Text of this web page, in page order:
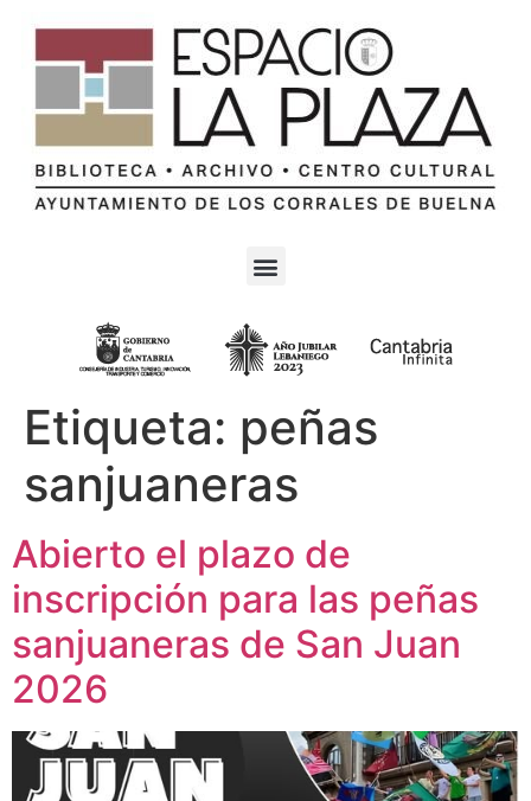
Etiqueta: peñas
sanjuaneras
Abierto el plazo de
inscripción para las peñas
sanjuaneras de San Juan
2026